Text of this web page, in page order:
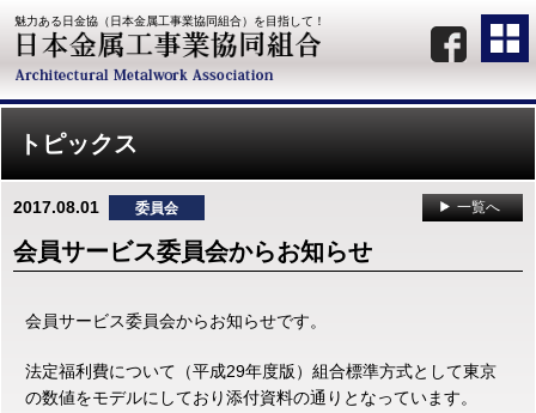
魅力ある日金協（日本金属工事業協同組合）を目指して！
トピックス
2017.08.01 委員会 一覧へ
会員サービス委員会からお知らせ
会員サービス委員会からお知らせです。
法定福利費について（平成29年度版）組合標準方式として東京
の数値をモデルにしており添付資料の通りとなっています。